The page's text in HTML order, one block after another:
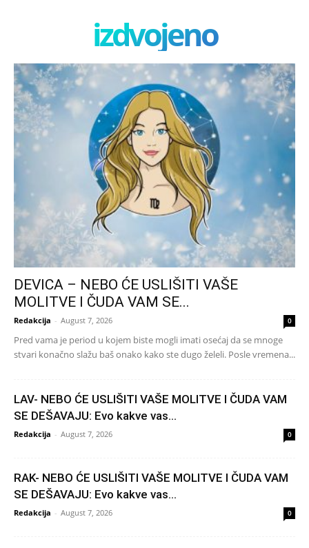
izdvojeno
DEVICA – NEBO ĆE USLIŠITI VAŠE
MOLITVE I ČUDA VAM SE...
Redakcija - August 7, 2026 0
Pred vama je period u kojem biste mogli imati osećaj da se mnoge
stvari konačno slažu baš onako kako ste dugo želeli. Posle vremena...
LAV- NEBO ĆE USLIŠITI VAŠE MOLITVE I ČUDA VAM
SE DEŠAVAJU: Evo kakve vas...
Redakcija - August 7, 2026 0
RAK- NEBO ĆE USLIŠITI VAŠE MOLITVE I ČUDA VAM
SE DEŠAVAJU: Evo kakve vas...
Redakcija - August 7, 2026 0